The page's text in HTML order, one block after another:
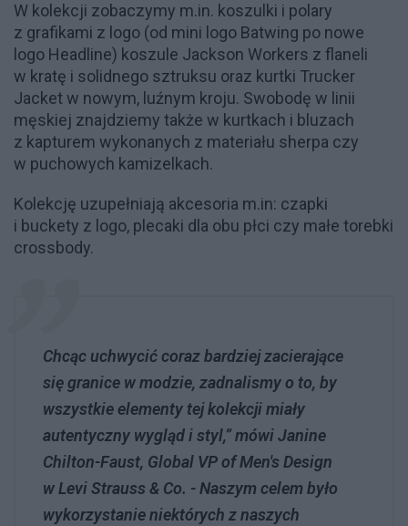
W kolekcji zobaczymy m.in. koszulki i polary
z grafikami z logo (od mini logo Batwing po nowe
logo Headline) koszule Jackson Workers z flaneli
w kratę i solidnego sztruksu oraz kurtki Trucker
Jacket w nowym, luźnym kroju. Swobodę w linii
męskiej znajdziemy także w kurtkach i bluzach
z kapturem wykonanych z materiału sherpa czy
w puchowych kamizelkach.
Kolekcję uzupełniają akcesoria m.in: czapki
i buckety z logo, plecaki dla obu płci czy małe torebki
crossbody.
Chcąc uchwycić coraz bardziej zacierające
się granice w modzie, zadnalismy o to, by
wszystkie elementy tej kolekcji miały
autentyczny wygląd i styl,” mówi Janine
Chilton-Faust, Global VP of Men's Design
w Levi Strauss & Co. - Naszym celem było
wykorzystanie niektórych z naszych